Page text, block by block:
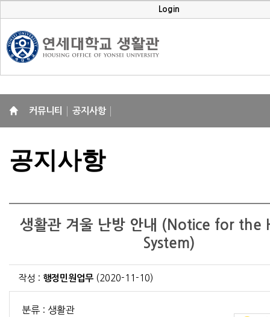
Login
커뮤니티 공지사항
공지사항
생활관 겨울 난방 안내 (Notice for the
System)
작성 : 행정민원업무 (2020-11-10)
분류 : 생활관